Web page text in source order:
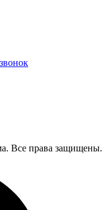
Все права защищены.